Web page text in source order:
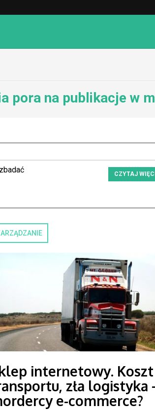
pora na publikacje w
CZYTAJ
internetowy. Koszt
zła logistyka
e-commerce?